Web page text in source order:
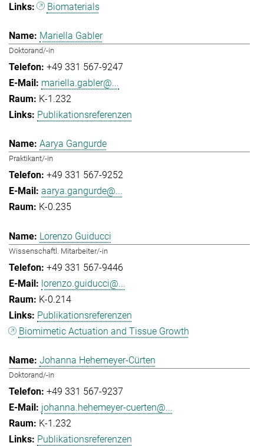
Biomaterials
Mariella Gabler
Doktorand/-in
+49 331 567-9247
mariella.gabler@...
K-1.232
Publikationsreferenzen
Aarya Gangurde
Praktikant/-in
+49 331 567-9252
aarya.gangurde@...
K-0.235
Lorenzo Guiducci
Wissenschaftl. Mitarbeiter/-in
+49 331 567-9446
lorenzo.guiducci@...
K-0.214
Publikationsreferenzen
Biomimetic Actuation and Tissue Growth
Johanna Hehemeyer-Cürten
Doktorand/-in
+49 331 567-9237
johanna.hehemeyer-cuerten@...
K-1.232
Publikationsreferenzen